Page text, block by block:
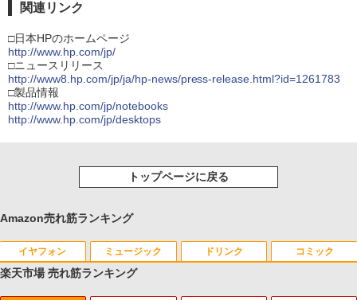
関連リンク
□日本HPのホームページ
http://www.hp.com/jp/
□ニュースリリース
http://www8.hp.com/jp/ja/hp-news/press-release.html?id=1261783
□製品情報
http://www.hp.com/jp/notebooks
http://www.hp.com/jp/desktops
トップページに戻る
Amazon売れ筋ランキング
イヤフォン ミュージック ドリンク コミック
楽天市場 売れ筋ランキング